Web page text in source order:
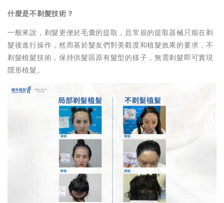
什麼是不剃髮技術？
一般來說，剃髮更便於毛囊的提取，且常規的提取器械只能在剃
髮後進行操作，然而基於髮友們對美觀度和植髮效果的要求，不
剃髮植髮技術，保持供髮區原有髮型的樣子，無需剃髮即可實現
隱形植髮。